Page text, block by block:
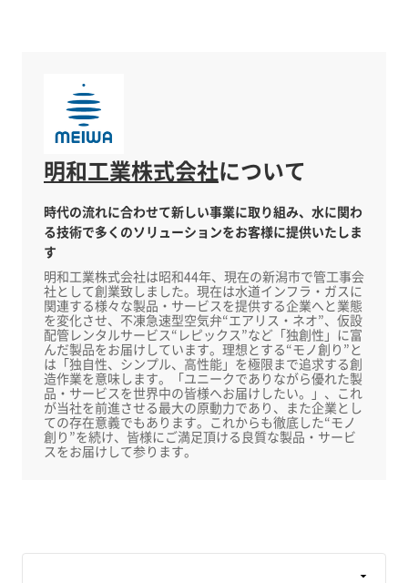
明和工業株式会社について
時代の流れに合わせて新しい事業に取り組み、水に関わ
る技術で多くのソリューションをお客様に提供いたしま
す
明和工業株式会社は昭和44年、現在の新潟市で管工事会
社として創業致しました。現在は水道インフラ・ガスに
関連する様々な製品・サービスを提供する企業へと業態
を変化させ、不凍急速型空気弁“エアリス・ネオ”、仮設
配管レンタルサービス“レピックス”など「独創性」に富
んだ製品をお届けしています。理想とする“モノ創り”と
は「独自性、シンプル、高性能」を極限まで追求する創
造作業を意味します。「ユニークでありながら優れた製
品・サービスを世界中の皆様へお届けしたい。」、これ
が当社を前進させる最大の原動力であり、また企業とし
ての存在意義でもあります。これからも徹底した“モノ
創り”を続け、皆様にご満足頂ける良質な製品・サービ
スをお届けして参ります。